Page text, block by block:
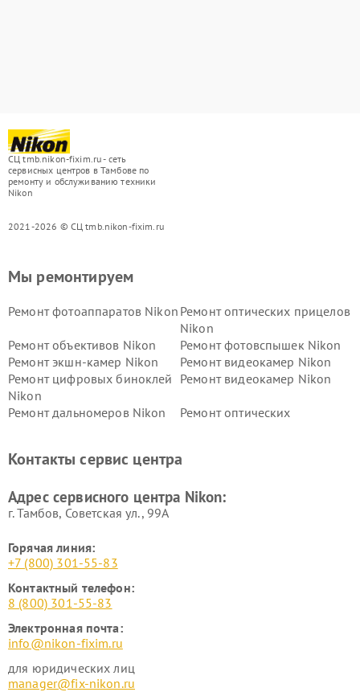
СЦ tmb.nikon-fixim.ru - сеть
сервисных центров в Тамбове по
ремонту и обслуживанию техники
Nikon
2021-2026 © СЦ tmb.nikon-fixim.ru
Мы ремонтируем
Ремонт фотоаппаратов Nikon Ремонт оптических прицелов
Nikon
Ремонт объективов Nikon
Ремонт фотовспышек Nikon
Ремонт экшн-камер Nikon
Ремонт видеокамер Nikon
Ремонт цифровых биноклей
Nikon
Ремонт видеокамер Nikon
Ремонт дальномеров Nikon
Ремонт оптических
Контакты сервис центра
Адрес сервисного центра Nikon:
г. Тамбов, Советская ул., 99А
Горячая линия:
+7 (800) 301-55-83
Контактный телефон:
8 (800) 301-55-83
Электронная почта:
info@nikon-fixim.ru
для юридических лиц
manager@fix-nikon.ru